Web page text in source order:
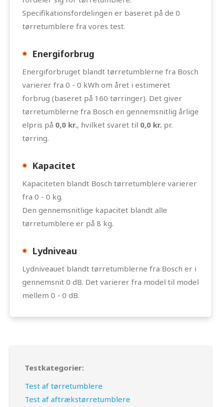
Specifikationsfordelingen er baseret på de 0
tørretumblere fra vores test.
Energiforbrug
Energiforbruget blandt tørretumblerne fra Bosch
varierer fra 0 - 0 kWh om året i estimeret
forbrug (baseret på 160 tørringer). Det giver
tørretumblerne fra Bosch en gennemsnitlig årlige
elpris på 0,0 kr., hvilket svaret til 0,0 kr. pr.
tørring.
Kapacitet
Kapaciteten blandt Bosch tørretumblere varierer
fra 0 - 0 kg.
Den gennemsnitlige kapacitet blandt alle
tørretumblere er på 8 kg.
Lydniveau
Lydniveauet blandt tørretumblerne fra Bosch er i
gennemsnit 0 dB. Det varierer fra model til model
mellem 0 - 0 dB.
Testkategorier:
Test af tørretumblere
Test af aftrækstørretumblere